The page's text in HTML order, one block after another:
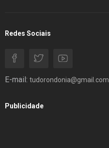
Redes Sociais
E-mail: tudorondonia@gmail.com
Publicidade